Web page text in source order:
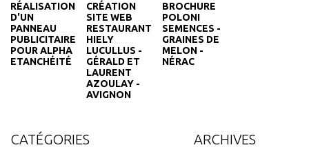
RÉALISATION
D'UN
PANNEAU
PUBLICITAIRE
POUR ALPHA
ETANCHÉITÉ
CRÉATION
SITE WEB
RESTAURANT
HIELY
LUCULLUS -
GÉRALD ET
LAURENT
AZOULAY -
AVIGNON
BROCHURE
POLONI
SEMENCES -
GRAINES DE
MELON -
NÉRAC
CATÉGORIES ARCHIVES